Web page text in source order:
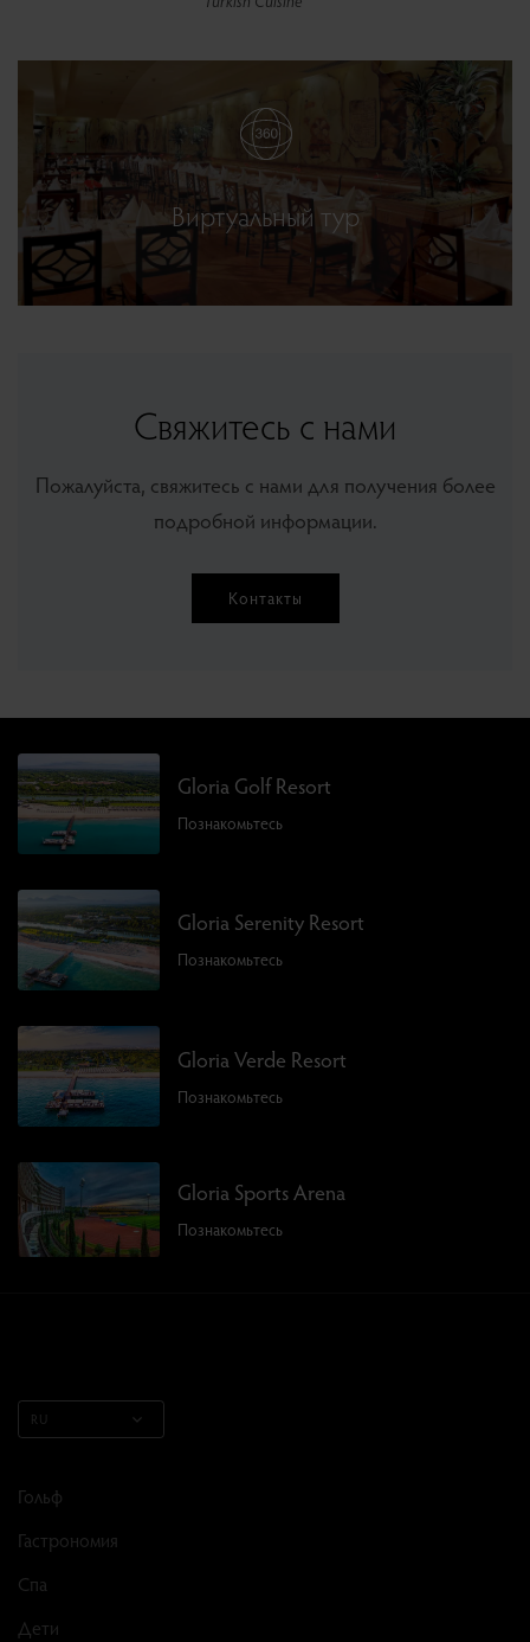
Виртуальный тур
Gloria Pub
Oasis Bar
Sushi Bar
Cafe Gloria
Свяжитесь с нами
Пожалуйста, свяжитесь с нами для получения более
подробной информации.
Контакты
Gloria Golf Resort
Познакомьтесь
Gloria Serenity Resort
Познакомьтесь
Gloria Verde Resort
Познакомьтесь
Gloria Sports Arena
Познакомьтесь
RU
Гольф
Гастрономия
Спа
Дети